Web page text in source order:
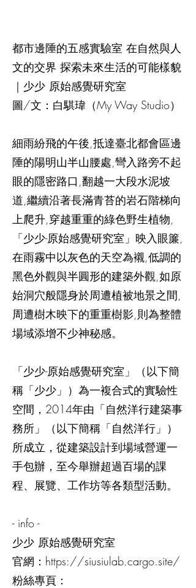
都市邊陲的五感實驗室 在自然與人
文的交界 探索未來生活的可能樣貌
｜少少 原始感覺研究室
圖/文：白騏瑋（My Way Studio）
細雨紛飛的午後,抵達臺北都會區邊
陲的陽明山半山腰處,彎入路旁不起
眼的隱密路口,翻越一大段水泥坡
道,繼續沿著長滿青苔的岩石階梯向
上爬升,穿越重重的綠色野生植物,
「少少-原始感覺研究室」映入眼簾,
在雨霧中以灰色的天空為襯,低調的
黑色外觀與半圓形的建築外觀,如原
始洞穴般隱身於周遭植被地景之間,
周遭樹木映下的重重樹影,則為整體
場域添增不少神秘感。
「少少-原始感覺研究室」（以下簡
稱「少少」）為一複合式的實驗性
空間，2014年由「自然洋行建築事
務所」（以下簡稱「自然洋行」）
所成立，從建築設計到場域營運一
手包辦，至今舉辦超過百場的課
程、展覽、工作坊等各類型活動。
- info -
少少 原始感覺研究室
官網： https://siusiulab.cargo.site/
粉絲專頁：